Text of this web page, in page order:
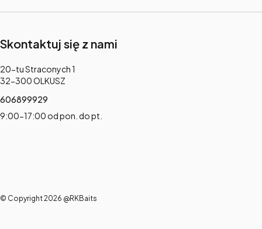
Skontaktuj się z nami
Adres:
20-tu Straconych 1
32-300 OLKUSZ
606899929
9:00-17:00 od pon. do pt.
© Copyright 2026 @RKBaits